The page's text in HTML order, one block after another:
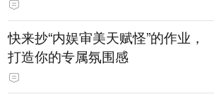
快来抄“内娱审美天赋怪”的作业，
打造你的专属氛围感